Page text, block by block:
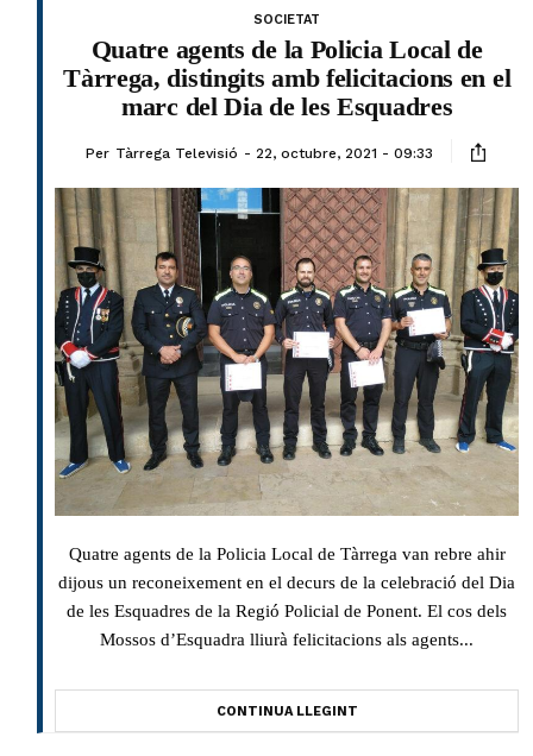
SOCIETAT
Quatre agents de la Policia Local de
Tàrrega, distingits amb felicitacions en el
marc del Dia de les Esquadres
Per Tàrrega Televisió 22, octubre, 2021 - 09:33
Quatre agents de la Policia Local de Tàrrega van rebre ahir
dijous un reconeixement en el decurs de la celebració del Dia
de les Esquadres de la Regió Policial de Ponent. El cos dels
Mossos d’Esquadra lliurà felicitacions als agents...
CONTINUA LLEGINT